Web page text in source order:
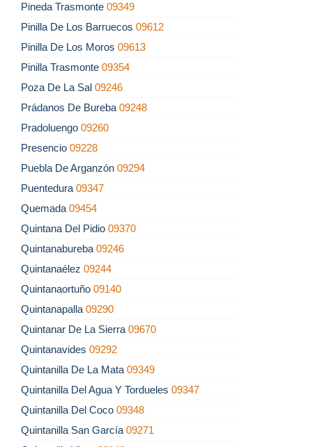
Pineda Trasmonte 09349
Pinilla De Los Barruecos 09612
Pinilla De Los Moros 09613
Pinilla Trasmonte 09354
Poza De La Sal 09246
Prádanos De Bureba 09248
Pradoluengo 09260
Presencio 09228
Puebla De Arganzón 09294
Puentedura 09347
Quemada 09454
Quintana Del Pidio 09370
Quintanabureba 09246
Quintanaélez 09244
Quintanaortuño 09140
Quintanapalla 09290
Quintanar De La Sierra 09670
Quintanavides 09292
Quintanilla De La Mata 09349
Quintanilla Del Agua Y Tordueles 09347
Quintanilla Del Coco 09348
Quintanilla San García 09271